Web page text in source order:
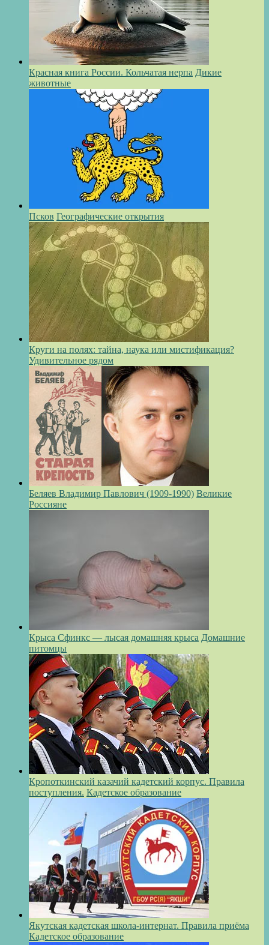
Красная книга России. Кольчатая нерпа Дикие
животные
Псков Географические открытия
Круги на полях: тайна, наука или мистификация?
Удивительное рядом
Беляев Владимир Павлович (1909-1990) Великие
Россияне
Крыса Сфинкс — лысая домашняя крыса Домашние
питомцы
Кропоткинский казачий кадетский корпус. Правила
поступления. Кадетское образование
Якутская кадетская школа-интернат. Правила приёма
Кадетское образование